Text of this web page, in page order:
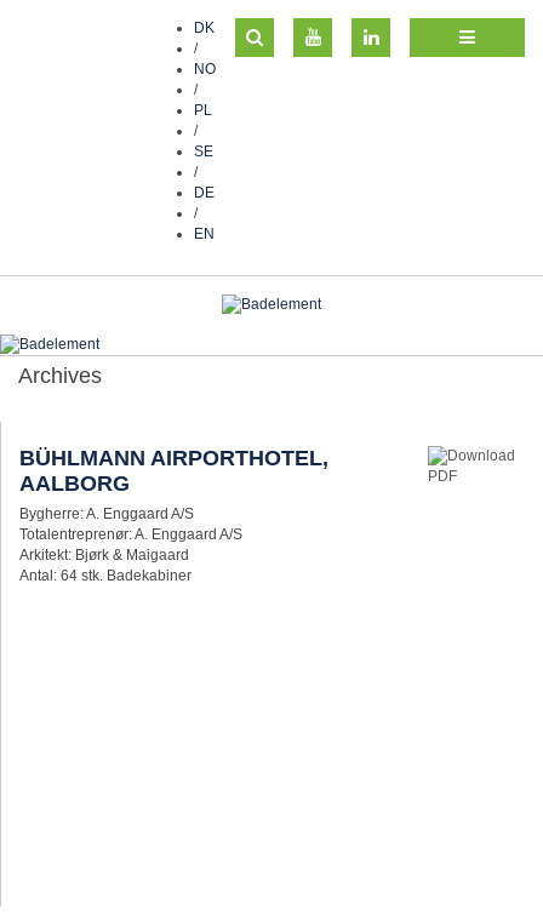
DK
/
NO
/
PL
/
SE
/
DE
/
EN
Archives
BÜHLMANN AIRPORTHOTEL,
AALBORG
Bygherre: A. Enggaard A/S
Totalentreprenør: A. Enggaard A/S
Arkitekt: Bjørk & Maigaard
Antal: 64 stk. Badekabiner